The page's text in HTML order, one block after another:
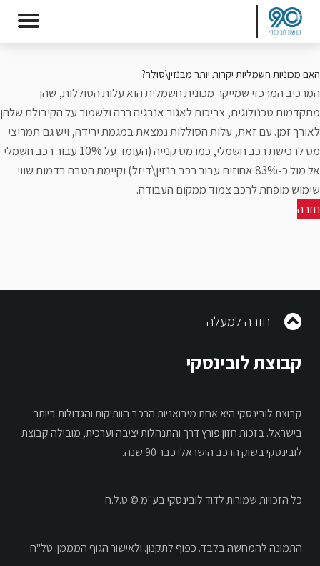
האם מכוניות חשמליות יקרות יותר מבנזין\סולר?
המרכיב המרכזי שמייקר מכונית חשמלית הוא עלות הסוללות, שהן
מתקדמות טכנולוגית, צריכות לאגור אנרגיה רבה ולשמור על הקיבולת שלהן
לאורך זמן. עם זאת, עלות הסוללות נמצאת במגמת ירידה, ויש גם תמריצי
מס לרכישת רכב חשמלי, כמו מס קנייה (העומד על 10% עבור רכב חשמלי
אל מול כ-83% אחוזים עבור רכב בנזין\דיזל) וקיימת הטבה בדמות שווי
שימוש מופחת לרכב צמוד ממקום העבודה.
חזרה
חזרה למעלה
קבוצת לובינסקי
קבוצת לובינסקי היא אחת מיבואניות הרכב הוותיקות והגדולות ביותר
בישראל. בזכות חזון פורץ דרך והתנהלות יציבה וערכית, מובילה קבוצת
לובינסקי בשוק הרכב הישראלי כבר 90 שנה.
כל הזכויות שמורות לדוד לובינסקי בע"מ © ט.ל.ח
התמונה להמחשה בלבד. כפוף לתקנון. ולאישור הגוף המממן. טל"ח.